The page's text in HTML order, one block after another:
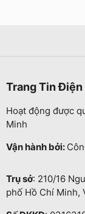
Trang Tin Điện
Hoạt động được
Minh
Vận hành bởi:
Trụ sở: 210/16
phố Hồ Chí Minh,